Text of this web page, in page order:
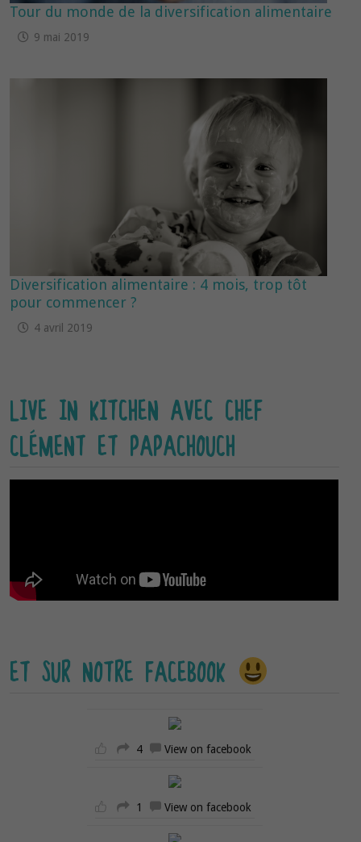
Tour du monde de la diversification alimentaire
9 mai 2019
Diversification alimentaire : 4 mois, trop tôt
pour commencer ?
4 avril 2019
LIVE IN KITCHEN AVEC CHEF
CLÉMENT ET PAPACHOUCH
ET SUR NOTRE FACEBOOK
4 View on facebook
1 View on facebook